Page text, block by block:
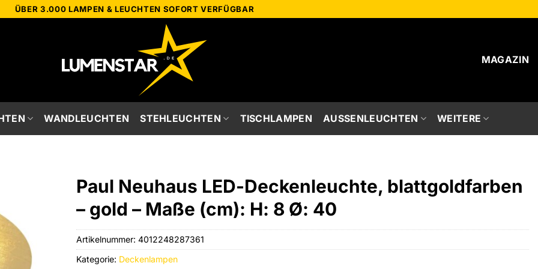
ÜBER 3.000 LAMPEN & LEUCHTEN SOFORT VERFÜGBAR
MAGAZIN
WANDLEUCHTEN STEHLEUCHTEN TISCHLAMPEN AUSSENLEUCHTEN WEITERE
Paul Neuhaus LED-Deckenleuchte, blattgoldfarben
– gold – Maße (cm): H: 8 Ø: 40
Artikelnummer: 4012248287361
Kategorie: Deckenlampen